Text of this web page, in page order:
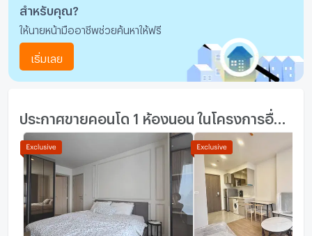
สำหรับคุณ?
ให้นายหน้ามืออาชีพช่วยค้นหาให้ฟรี
เริ่มเลย